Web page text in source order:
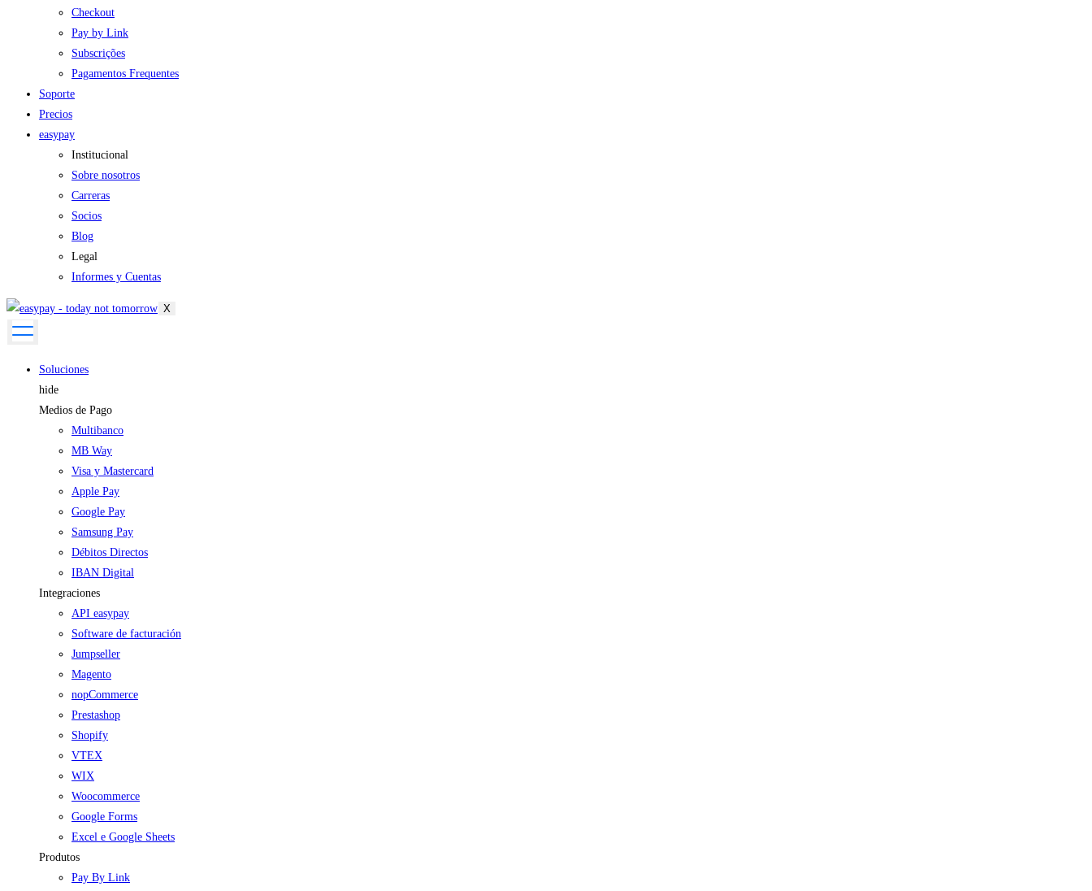
Checkout
Pay by Link
Subscrições
Pagamentos Frequentes
Soporte
Precios
easypay
Institucional
Sobre nosotros
Carreras
Socios
Blog
Legal
Informes y Cuentas
X
Soluciones
hide
Medios de Pago
Multibanco
MB Way
Visa y Mastercard
Apple Pay
Google Pay
Samsung Pay
Débitos Directos
IBAN Digital
Integraciones
API easypay
Software de facturación
Jumpseller
Magento
nopCommerce
Prestashop
Shopify
VTEX
WIX
Woocommerce
Google Forms
Excel e Google Sheets
Produtos
Pay By Link